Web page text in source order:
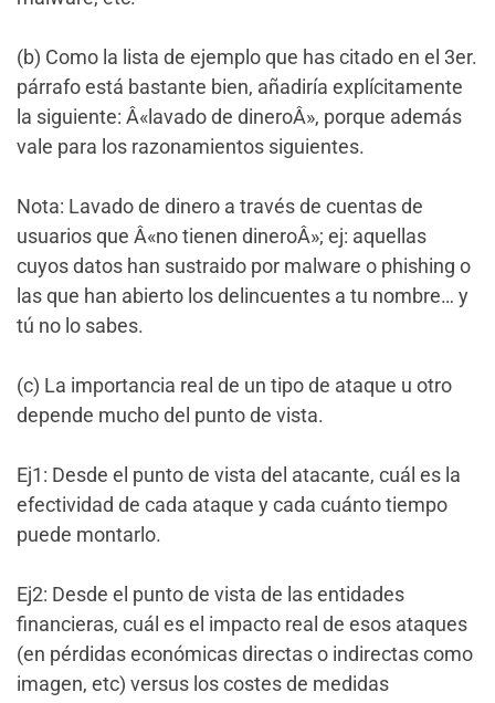
(b) Como la lista de ejemplo que has citado en el 3er.
párrafo está bastante bien, añadiría explícitamente
la siguiente: Â«lavado de dineroÂ», porque además
vale para los razonamientos siguientes.
Nota: Lavado de dinero a través de cuentas de
usuarios que Â«no tienen dineroÂ»; ej: aquellas
cuyos datos han sustraido por malware o phishing o
las que han abierto los delincuentes a tu nombre… y
tú no lo sabes.
(c) La importancia real de un tipo de ataque u otro
depende mucho del punto de vista.
Ej1: Desde el punto de vista del atacante, cuál es la
efectividad de cada ataque y cada cuánto tiempo
puede montarlo.
Ej2: Desde el punto de vista de las entidades
financieras, cuál es el impacto real de esos ataques
(en pérdidas económicas directas o indirectas como
imagen, etc) versus los costes de medidas